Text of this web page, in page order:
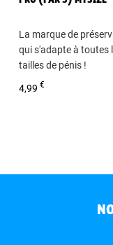
La marque de
qui s'adapte à toutes
tailles de pénis !
Boîte de 3 préservatifs
4,99€